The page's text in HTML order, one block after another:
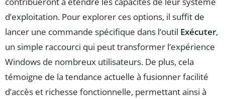
d’exploitation. Pour explorer ces options, il suffit de
lancer une commande spécifique dans l’outil Exécuter,
un simple raccourci qui peut transformer l’expérience
Windows de nombreux utilisateurs. De plus, cela
témoigne de la tendance actuelle à fusionner facilité
d’accès et richesse fonctionnelle, permettant ainsi à